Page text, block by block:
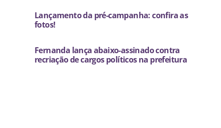
Lançamento da pré-campanha: confira as
fotos!
Fernanda lança abaixo-assinado contra
recriação de cargos políticos na prefeitura